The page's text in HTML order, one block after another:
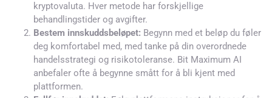
kryptovaluta. Hver metode har forskjellige
behandlingstider og avgifter.
Bestem innskuddsbeløpet: Begynn med et beløp du føler
deg komfortabel med, med tanke på din overordnede
handelsstrategi og risikotoleranse. Bit Maximum AI
anbefaler ofte å begynne smått for å bli kjent med
plattformen.